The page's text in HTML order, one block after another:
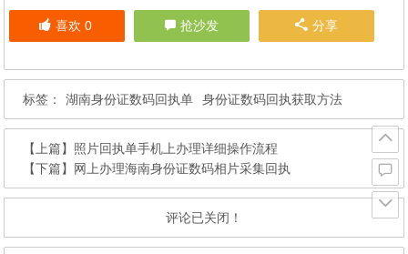
喜欢 0 抢沙发 分享
标签： 湖南身份证数码回执单 身份证数码回执获取方法
【上篇】 照片回执单手机上办理详细操作流程
【下篇】 网上办理海南身份证数码相片采集回执
评论已关闭！